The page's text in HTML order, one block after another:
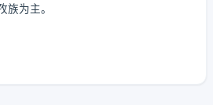
族为主。